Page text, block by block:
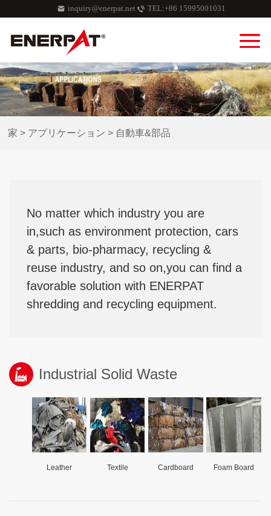
inquiry@enerpat.net TEL:+86 15995001031
家 > アプリケーション > 自動車&部品
No matter which industry you are
in,such as environment protection, cars
& parts, bio-pharmacy, recycling &
reuse industry, and so on,you can find a
favorable solution with ENERPAT
shredding and recycling equipment.
Industrial Solid Waste
Leather Textile Cardboard Foam Board